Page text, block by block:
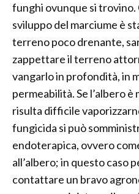
funghi ovunque si trovino.
sviluppo del marciume è
terreno poco drenante,
zappettare il terreno
vangarlo in profondità, in
permeabilità. Se l’albero
risulta difficile
fungicida si può
endoterapica, ovvero
all’albero; in questo caso
contattare un bravo